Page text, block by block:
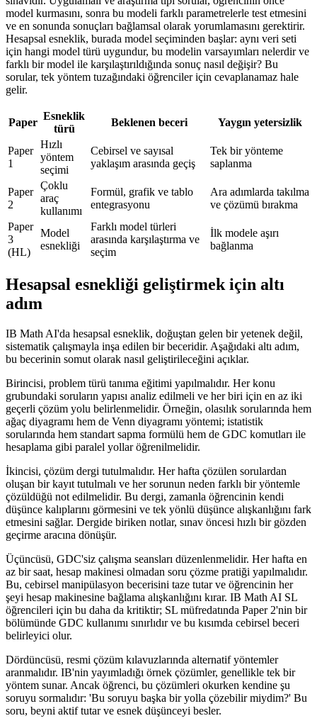
model kurmasını, sonra bu modeli farklı parametrelerle test etmesini
ve en sonunda sonuçları bağlamsal olarak yorumlamasını gerektirir.
Hesapsal esneklik, burada model seçiminden başlar: aynı veri seti
için hangi model türü uygundur, bu modelin varsayımları nelerdir ve
farklı bir model ile karşılaştırıldığında sonuç nasıl değişir? Bu
sorular, tek yöntem tuzağındaki öğrenciler için cevaplanamaz hale
gelir.
Paper
Esneklik
türü
Beklenen beceri Yaygın yetersizlik
Paper
1
Hızlı
yöntem
seçimi
Cebirsel ve sayısal
yaklaşım arasında geçiş
Tek bir yönteme
saplanma
Paper
2
Çoklu
araç
kullanımı
Formül, grafik ve tablo
entegrasyonu
Ara adımlarda takılma
ve çözümü bırakma
Paper
3
(HL)
Model
esnekliği
Farklı model türleri
arasında karşılaştırma ve
seçim
İlk modele aşırı
bağlanma
Hesapsal esnekliği geliştirmek için altı
adım
IB Math AI'da hesapsal esneklik, doğuştan gelen bir yetenek değil,
sistematik çalışmayla inşa edilen bir beceridir. Aşağıdaki altı adım,
bu becerinin somut olarak nasıl geliştirileceğini açıklar.
Birincisi, problem türü tanıma eğitimi yapılmalıdır. Her konu
grubundaki soruların yapısı analiz edilmeli ve her biri için en az iki
geçerli çözüm yolu belirlenmelidir. Örneğin, olasılık sorularında hem
ağaç diyagramı hem de Venn diyagramı yöntemi; istatistik
sorularında hem standart sapma formülü hem de GDC komutları ile
hesaplama gibi paralel yollar öğrenilmelidir.
İkincisi, çözüm dergi tutulmalıdır. Her hafta çözülen sorulardan
oluşan bir kayıt tutulmalı ve her sorunun neden farklı bir yöntemle
çözüldüğü not edilmelidir. Bu dergi, zamanla öğrencinin kendi
düşünce kalıplarını görmesini ve tek yönlü düşünce alışkanlığını fark
etmesini sağlar. Dergide biriken notlar, sınav öncesi hızlı bir gözden
geçirme aracına dönüşür.
Üçüncüsü, GDC'siz çalışma seansları düzenlenmelidir. Her hafta en
az bir saat, hesap makinesi olmadan soru çözme pratiği yapılmalıdır.
Bu, cebirsel manipülasyon becerisini taze tutar ve öğrencinin her
şeyi hesap makinesine bağlama alışkanlığını kırar. IB Math AI SL
öğrencileri için bu daha da kritiktir; SL müfredatında Paper 2'nin bir
bölümünde GDC kullanımı sınırlıdır ve bu kısımda cebirsel beceri
belirleyici olur.
Dördüncüsü, resmi çözüm kılavuzlarında alternatif yöntemler
aranmalıdır. IB'nin yayımladığı örnek çözümler, genellikle tek bir
yöntem sunar. Ancak öğrenci, bu çözümleri okurken kendine şu
soruyu sormalıdır: 'Bu soruyu başka bir yolla çözebilir miydim?' Bu
soru, beyni aktif tutar ve esnek düşünceyi besler.